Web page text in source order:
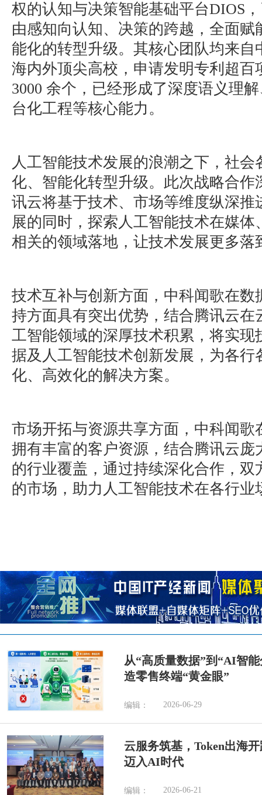
权的认知与决策智能基础平台DIOS
由感知向认知、决策的跨越，全面赋
能化的转型升级。其核心团队均来自
海内外顶尖高校，申请发明专利超百
3000 余个，已经形成了深度语义理
台化工程等核心能力。
人工智能技术发展的浪潮之下，社会
化、智能化转型升级。此次战略合作
讯云将基于技术、市场等维度纵深推
展的同时，探索人工智能技术在媒体
相关的领域落地，让技术发展更多落
技术互补与创新方面，中科闻歌在数
持方面具有突出优势，结合腾讯云在
工智能领域的深厚技术积累，将实现
据及人工智能技术创新发展，为各行
化、高效化的解决方案。
市场开拓与资源共享方面，中科闻歌
拥有丰富的客户资源，结合腾讯云庞
的行业覆盖，通过持续深化合作，双
的市场，助力人工智能技术在各行业
从“高质量数据”到“AI智
造零售终端“黄金眼”
编辑： 2026-06-29
云服务筑基，Token出海
迈入AI时代
编辑： 2026-06-21